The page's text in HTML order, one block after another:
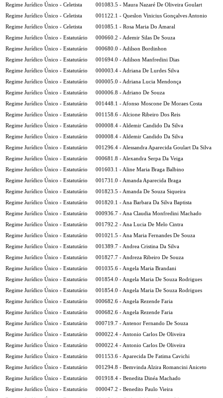
Regime Jurídico Único - Celetista
001083.5 - Maura Nazaré De Oliveira Goulart
Regime Jurídico Único - Celetista
001122.1 - Queslon Vinicius Gonçalves Antonio
Regime Jurídico Único - Celetista
001085.1 - Rosa Maria Do Amaral
Regime Jurídico Único - Estatutário
000660.2 - Ademir Silas De Souza
Regime Jurídico Único - Estatutário
000680.0 - Adilson Bordinhon
Regime Jurídico Único - Estatutário
001694.0 - Adilson Manfredini Dias
Regime Jurídico Único - Estatutário
000003.4 - Adriana De Lurdes Silva
Regime Jurídico Único - Estatutário
000005.0 - Adriana Lucia Mendonça
Regime Jurídico Único - Estatutário
000006.8 - Adriano De Souza
Regime Jurídico Único - Estatutário
001448.1 - Afonso Moscone De Moraes Costa
Regime Jurídico Único - Estatutário
001158.6 - Alcione Ribeiro Dos Reis
Regime Jurídico Único - Estatutário
000008.4 - Aldemir Candido Da Silva
Regime Jurídico Único - Estatutário
000008.4 - Aldemir Candido Da Silva
Regime Jurídico Único - Estatutário
001296.4 - Alessandra Aparecida Goulart Da Silva
Regime Jurídico Único - Estatutário
000681.8 - Alexandra Serpa Da Veiga
Regime Jurídico Único - Estatutário
001603.1 - Aline Maria Braga Balbino
Regime Jurídico Único - Estatutário
001731.0 - Amanda Aparecida Braga
Regime Jurídico Único - Estatutário
001823.5 - Amanda De Souza Siqueira
Regime Jurídico Único - Estatutário
001820.1 - Ana Barbara Da Silva Baptista
Regime Jurídico Único - Estatutário
000936.7 - Ana Claudia Monfredini Machado
Regime Jurídico Único - Estatutário
001792.2 - Ana Lucia De Melo Cintra
Regime Jurídico Único - Estatutário
001021.5 - Ana Maria Fernandes De Souza
Regime Jurídico Único - Estatutário
001389.7 - Andrea Cristina Da Silva
Regime Jurídico Único - Estatutário
001827.7 - Andreza Ribeiro De Souza
Regime Jurídico Único - Estatutário
001035.6 - Angela Maria Brandani
Regime Jurídico Único - Estatutário
001854.0 - Angela Maria De Souza Rodrigues
Regime Jurídico Único - Estatutário
001854.0 - Angela Maria De Souza Rodrigues
Regime Jurídico Único - Estatutário
000682.6 - Angela Rezende Faria
Regime Jurídico Único - Estatutário
000682.6 - Angela Rezende Faria
Regime Jurídico Único - Estatutário
000719.7 - Antenor Fernando De Souza
Regime Jurídico Único - Estatutário
000022.4 - Antonio Carlos De Oliveira
Regime Jurídico Único - Estatutário
000022.4 - Antonio Carlos De Oliveira
Regime Jurídico Único - Estatutário
001153.6 - Aparecida De Fatima Cavichi
Regime Jurídico Único - Estatutário
001294.8 - Bemvinda Alzira Romancini Aniceto
Regime Jurídico Único - Estatutário
001918.4 - Benedita Dinéa Machado
Regime Jurídico Único - Estatutário
000047.2 - Benedito Paulo Vieira